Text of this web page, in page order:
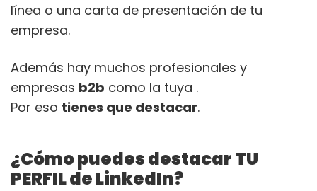
línea o una carta de presentación de tu
empresa.
Además hay muchos profesionales y
empresas b2b como la tuya .
Por eso tienes que destacar.
¿Cómo puedes destacar TU
PERFIL de LinkedIn?